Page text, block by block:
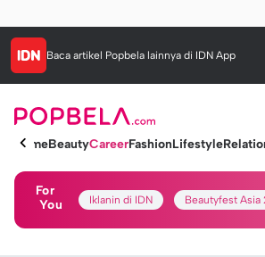
Baca artikel Popbela lainnya di IDN App
HomeBeautyCareerFashionLifestyle
For
You
Iklanin di IDN Beautyfest Asia